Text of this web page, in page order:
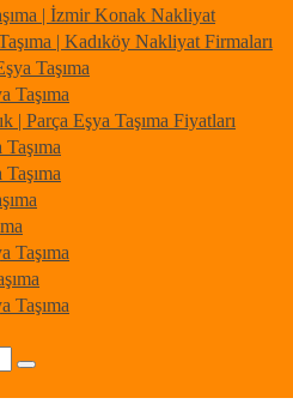
| İzmir Konak Nakliyat
| Kadıköy Nakliyat Firmaları
Taşıma
Taşıma
| Parça Eşya Taşıma Fiyatları
Taşıma
Taşıma